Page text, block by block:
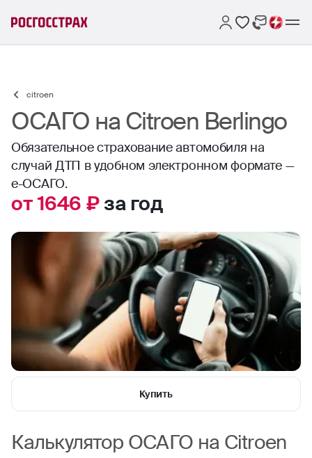
citroen
ОСАГО на Citroen Berlingo
Обязательное страхование автомобиля на
случай ДТП в удобном электронном формате —
е-ОСАГО.
от 1646 ₽за год
Купить
Калькулятор ОСАГО на Citroen